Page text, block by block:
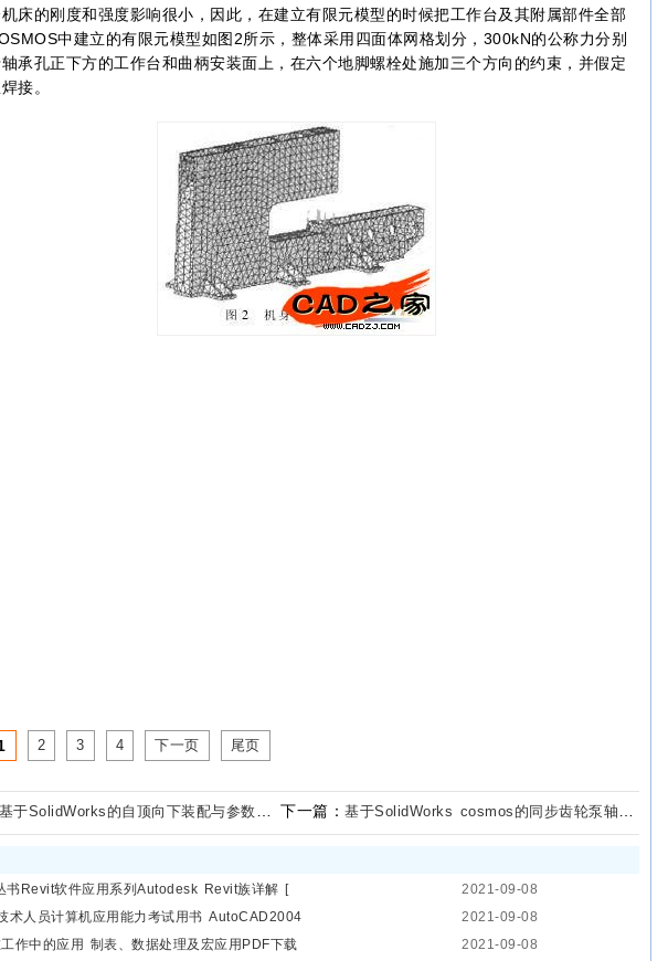
床的刚度和强度影响很小，因此，在建立有限元模型的时候把工作台及其附属部件全部
中建立的有限元模型如图2所示，整体采用四面体网格划分，300kN的公称力分别
承孔正下方的工作台和曲柄安装面上，在六个地脚螺栓处施加三个方向的约束，并假定
接。
2 3 4 下一页 尾页
基于SolidWorks的自顶向下装配与参数化技术 下一篇： 基于SolidWorks cosmos的同步齿轮泵轴的疲劳分析
2021-09-08
书Revit软件应用系列Autodesk Revit族详解 [
2021-09-08
术人员计算机应用能力考试用书 AutoCAD2004
2021-09-08
作中的应用 制表、数据处理及宏应用PDF下载